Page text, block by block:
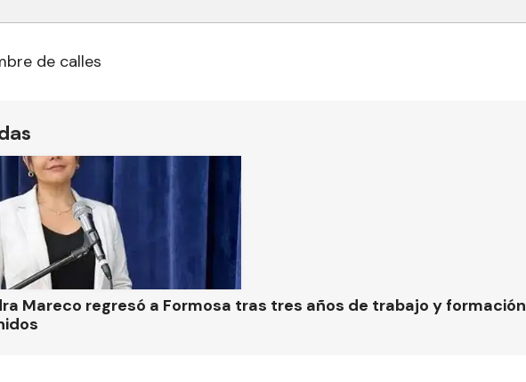
de calles
Mareco regresó a Formosa tras tres años de trabajo y formación